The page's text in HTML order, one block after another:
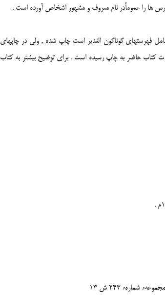
ها را عموماًدر نام معروف و مشهور اشخاص آورده است .
فهرستهاى گوناگون الغدير است چاپ شده , ولى در چاپهاى
كتاب حاضر به چاپ رسيده است . براى توضيح بيشتر به كتاب